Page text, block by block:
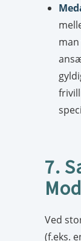
7.
Ved
(f.eks.